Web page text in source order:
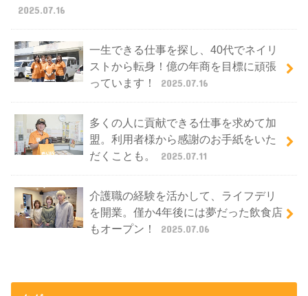
2025.07.16
⼀⽣できる仕事を探し、40代でネイリ
ストから転⾝！億の年商を⽬標に頑張
っています！
2025.07.16
多くの⼈に貢献できる仕事を求めて加
盟。利⽤者様から感謝のお⼿紙をいた
だくことも。
2025.07.11
介護職の経験を活かして、ライフデリ
を開業。僅か4年後には夢だった飲⾷店
もオープン！
2025.07.06